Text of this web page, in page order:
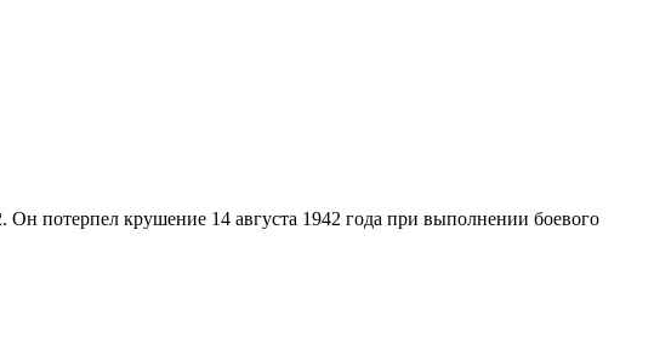
потерпел крушение 14 августа 1942 года при выполнении боевого